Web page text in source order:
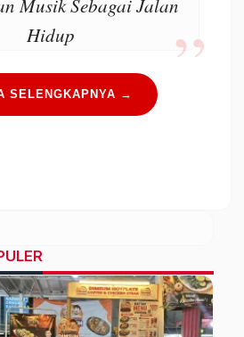
Musik Sebagai Jalan
Hidup
SELENGKAPNYA →